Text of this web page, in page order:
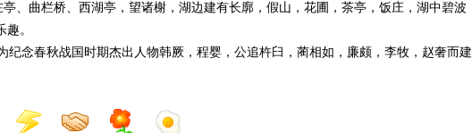
曲栏桥、西湖亭，望诸榭，湖边建有长廓，假山，花圃，茶亭，饭庄，湖中碧波
。
春秋战国时期杰出人物韩厥，程婴，公追杵臼，蔺相如，廉颇，李牧，赵奢而建